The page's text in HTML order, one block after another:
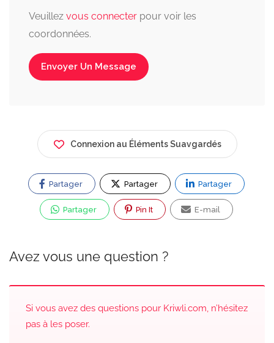
Veuillez vous connecter pour voir les
coordonnées.
Envoyer Un Message
Connexion au Éléments Suavgardés
Partager Partager Partager
Partager Pin It E-mail
Avez vous une question ?
Si vous avez des questions pour Kriwli.com, n’hésitez
pas à les poser.